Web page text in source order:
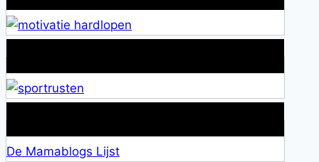
De Mamablogs Lijst